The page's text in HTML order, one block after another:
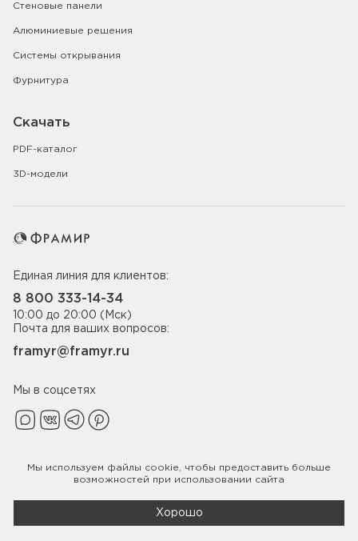
Стеновые панели
Алюминиевые решения
Системы открывания
Фурнитура
Скачать
PDF-каталог
3D-модели
Единая линия для клиентов:
8 800 333-14-34
10:00 до 20:00 (Мск)
Почта для ваших вопросов:
framyr@framyr.ru
Мы в соцсетях
Политика конфиденциальности
Мы используем файлы cookie , чтобы предоставить больше
возможностей при использовании сайта
Хорошо